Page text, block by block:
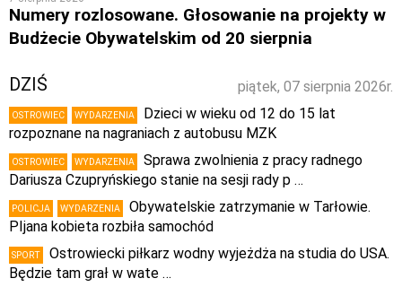
Numery rozlosowane. Głosowanie na projekty w
Budżecie Obywatelskim od 20 sierpnia
piątek, 07 sierpnia 2026r.
DZIŚ
OSTROWIEC WYDARZENIA
Dzieci w wieku od 12 do 15 lat
rozpoznane na nagraniach z autobusu MZK
OSTROWIEC WYDARZENIA
Sprawa zwolnienia z pracy radnego
Dariusza Czupryńskiego stanie na sesji rady p …
POLICJA WYDARZENIA
Obywatelskie zatrzymanie w Tarłowie.
PIjana kobieta rozbiła samochód
SPORT
Ostrowiecki piłkarz wodny wyjeżdża na studia do USA.
Będzie tam grał w wate …